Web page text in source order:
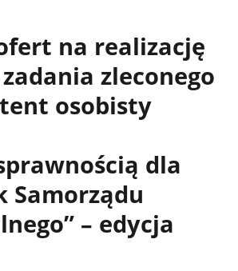
na realizację
zleconego
osobisty
dla
Samorządu
– edycja